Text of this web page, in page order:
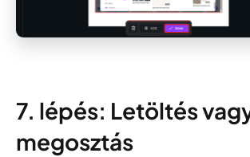
7. lépés: Letöltés
megosztás